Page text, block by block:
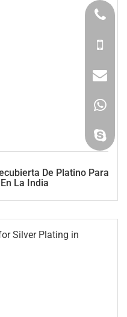
De Platino Para
La India